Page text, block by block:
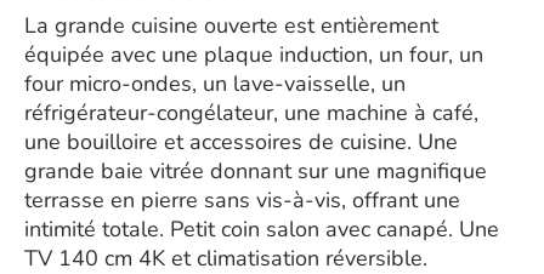
La grande cuisine ouverte est entièrement
équipée avec une plaque induction, un four, un
four micro-ondes, un lave-vaisselle, un
réfrigérateur-congélateur, une machine à café,
une bouilloire et accessoires de cuisine. Une
grande baie vitrée donnant sur une magnifique
terrasse en pierre sans vis-à-vis, offrant une
intimité totale. Petit coin salon avec canapé. Une
TV 140 cm 4K et climatisation réversible.